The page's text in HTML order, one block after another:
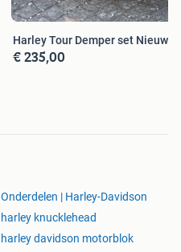
Harley Tour Demper set Nieuw
€ 235,00
Onderdelen | Harley-Davidson
harley knucklehead
harley davidson motorblok